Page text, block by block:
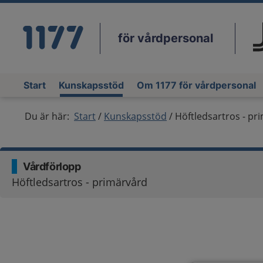
för vårdpersonal
Start Kunskapsstöd Om 1177 för vårdpersonal
Du är här: Start Kunskapsstöd Höftledsartros -
Vårdförlopp
Höftledsartros - primärvård